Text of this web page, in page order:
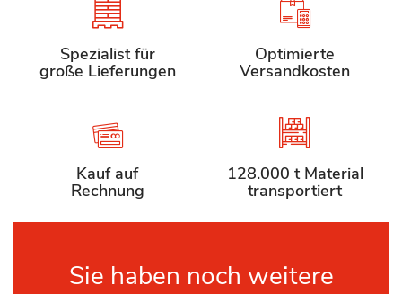
Spezialist für
große Lieferungen
Optimierte
Versandkosten
Kauf auf
Rechnung
128.000 t Material
transportiert
Sie haben noch weitere